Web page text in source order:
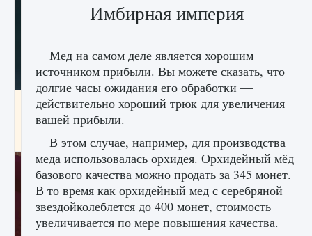
Как проверить статус сервера Delta Force
Hawk Ops
9 августа 2024
Имбирная империя
Мед на самом деле является хорошим
источником прибыли. Вы можете сказать, что
долгие часы ожидания его обработки —
действительно хороший трюк для увеличения
вашей прибыли.
В этом случае, например, для производства
меда использовалась орхидея. Орхидейный мёд
базового качества можно продать за 345 монет.
В то время как орхидейный мед с серебряной
звездойколеблется до 400 монет, стоимость
увеличивается по мере повышения качества.